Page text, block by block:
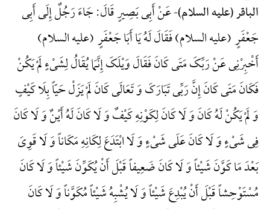
الباقر (علیه السلام)-عَنْ أَبِی بَصِیرٍ قَالَ: جَاءَ رَجُلٌ إِلَی أَبِی
جَعْفَرٍ (علیه السلام) فَقَالَ لَهُ یَا أَبَا جَعْفَرٍ (علیه السلام)
أَخْبِرْنِی عَنْ رَبِّکَ مَتَی کَانَ فَقَالَ وَیْلَکَ إِنَّمَا یُقَالُ لِشَیْءٍ لَمْ یَکُنْ
فَکَانَ مَتَی کَانَ إِنَّ رَبِّی تَبَارَکَ وَ تَعَالَی کَانَ لَمْ یَزَلْ حَیّاً بِلَا کَیْفٍ
وَ لَمْ یَکُنْ لَهُ کَانَ وَ لَا کَانَ لِکَوْنِهِ کَیْفٌ وَ لَا کَانَ لَهُ أَیْنٌ وَ لَا کَانَ
فِی شَیْءٍ وَ لَا کَانَ عَلَی شَیْءٍ وَ لَا ابْتَدَعَ لِکَانِهِ مَکَاناً وَ لَا قَوِیَ
بَعْدَ مَا کَوَّنَ شَیْئاً وَ لَا کَانَ ضَعِیفاً قَبْلَ أَنْ یُکَوِّنَ شَیْئاً وَ لَا کَانَ
مُسْتَوْحِشاً قَبْلَ أَنْ یُبْدِعَ شَیْئاً وَ لَا یُشْبِهُ شَیْئاً مُکَوَّناً وَ لَا کَانَ